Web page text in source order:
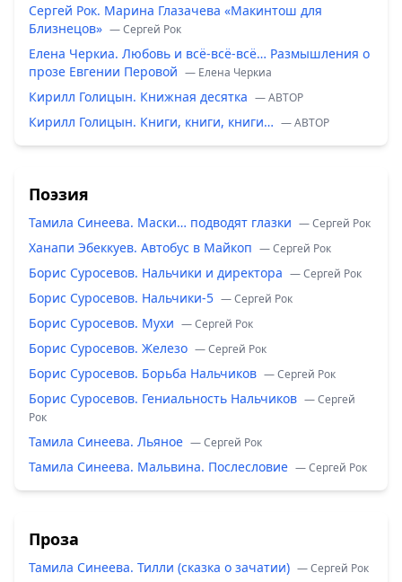
Сергей Рок. Марина Глазачева «Макинтош для
Близнецов» — Сергей Рок
Елена Черкиа. Любовь и всё-всё-всё… Размышления о
прозе Евгении Перовой — Елена Черкиа
Кирилл Голицын. Книжная десятка — ABTOP
Кирилл Голицын. Книги, книги, книги… — ABTOP
Поэзия
Тамила Синеева. Маски… подводят глазки — Сергей Рок
Ханапи Эбеккуев. Автобус в Майкоп — Сергей Рок
Борис Суросевов. Нальчики и директора — Сергей Рок
Борис Суросевов. Нальчики-5 — Сергей Рок
Борис Суросевов. Мухи — Сергей Рок
Борис Суросевов. Железо — Сергей Рок
Борис Суросевов. Борьба Нальчиков — Сергей Рок
Борис Суросевов. Гениальность Нальчиков — Сергей
Рок
Тамила Синеева. Льяное — Сергей Рок
Тамила Синеева. Мальвина. Послесловие — Сергей Рок
Проза
Тамила Синеева. Тилли (сказка о зачатии) — Сергей Рок